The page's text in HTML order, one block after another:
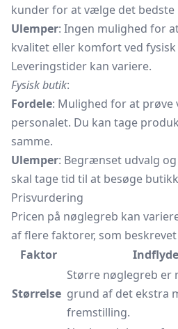
kunder for at vælge det
Ulemper: Ingen mulighed for
kvalitet eller komfort ved
Leveringstider kan variere.
Fysisk butik:
Fordele: Mulighed for at
personalet. Du kan tage
samme.
Ulemper: Begrænset udvalg
skal tage tid til at besøge
Prisvurdering
Pricen på nøglegreb kan
af flere faktorer, som
Faktor
Størrelse
Større nøglegreb er
grund af det ekstra
fremstilling.